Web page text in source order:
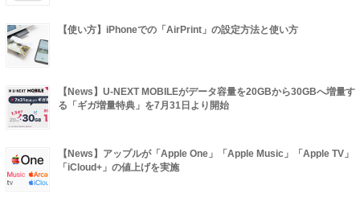
【使い方】iPhoneでの「AirPrint」の設定方法と使い方
【News】U-NEXT MOBILEがデータ容量を20GBから30GBへ増量す
る「ギガ増量特典」を7月31日より開始
【News】アップルが「Apple One」「Apple Music」「Apple TV」
「iCloud+」の値上げを実施